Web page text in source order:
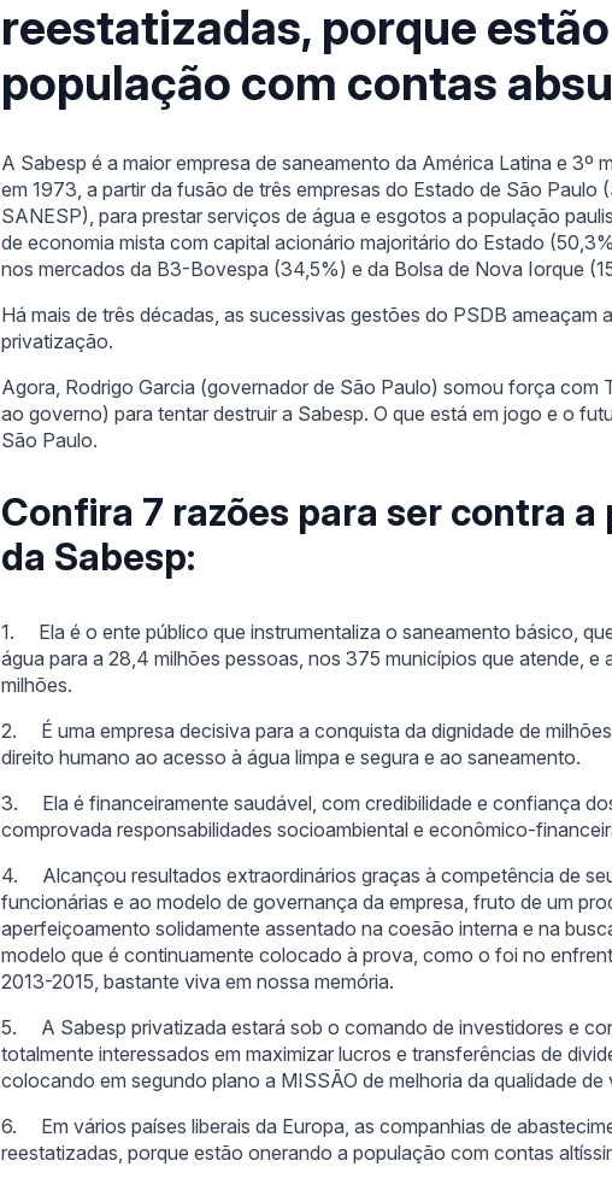
reestatizadas, porque
população com contas
A Sabesp é a maior empresa de saneamento da América Latina e 3º
em 1973, a partir da fusão de três empresas do Estado de São Paulo
SANESP), para prestar serviços de água e esgotos a população
de economia mista com capital acionário majoritário do Estado
nos mercados da B3-Bovespa (34,5%) e da Bolsa de Nova Iorque
Há mais de três décadas, as sucessivas gestões do PSDB ameaçam
privatização.
Agora, Rodrigo Garcia (governador de São Paulo) somou força com
ao governo) para tentar destruir a Sabesp. O que está em jogo e o
São Paulo.
Confira 7 razões para ser contra a
da Sabesp:
1.
Ela é o ente público que instrumentaliza o saneamento básico,
água para a 28,4 milhões pessoas, nos 375 municípios que atende, e
milhões.
2. É uma empresa decisiva para a conquista da dignidade de
direito humano ao acesso à água limpa e segura e ao saneamento.
3. Ela é financeiramente saudável, com credibilidade e confiança
comprovada responsabilidades socioambiental e econômico-
4. Alcançou resultados extraordinários graças à competência de
funcionárias e ao modelo de governança da empresa, fruto de um
aperfeiçoamento solidamente assentado na coesão interna e na
modelo que é continuamente colocado à prova, como o foi no
2013-2015, bastante viva em nossa memória.
5. A Sabesp privatizada estará sob o comando de investidores e
totalmente interessados em maximizar lucros e transferências de
colocando em segundo plano a MISSÃO de melhoria da qualidade de
6. Em vários países liberais da Europa, as companhias de
reestatizadas, porque estão onerando a população com contas